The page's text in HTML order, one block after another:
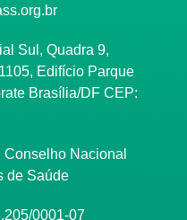
Sul, Quadra 9,
Edifício Parque
Brasília/DF CEP:
Nacional
de Saúde
0001-07